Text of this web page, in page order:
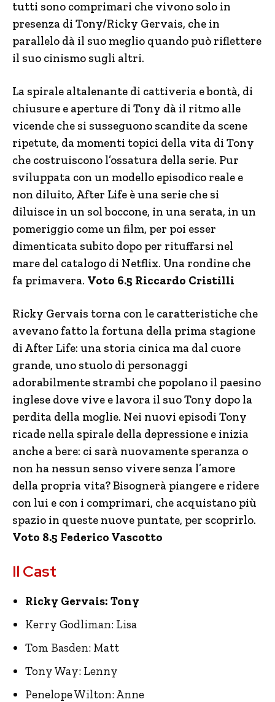
tutti sono comprimari che vivono solo in
presenza di Tony/Ricky Gervais, che in
parallelo dà il suo meglio quando può riflettere
il suo cinismo sugli altri.
La spirale altalenante di cattiveria e bontà, di
chiusure e aperture di Tony dà il ritmo alle
vicende che si susseguono scandite da scene
ripetute, da momenti topici della vita di Tony
che costruiscono l’ossatura della serie. Pur
sviluppata con un modello episodico reale e
non diluito, After Life è una serie che si
diluisce in un sol boccone, in una serata, in un
pomeriggio come un film, per poi esser
dimenticata subito dopo per rituffarsi nel
mare del catalogo di Netflix. Una rondine che
fa primavera. Voto 6.5 Riccardo Cristilli
Ricky Gervais torna con le caratteristiche che
avevano fatto la fortuna della prima stagione
di After Life: una storia cinica ma dal cuore
grande, uno stuolo di personaggi
adorabilmente strambi che popolano il paesino
inglese dove vive e lavora il suo Tony dopo la
perdita della moglie. Nei nuovi episodi Tony
ricade nella spirale della depressione e inizia
anche a bere: ci sarà nuovamente speranza o
non ha nessun senso vivere senza l’amore
della propria vita? Bisognerà piangere e ridere
con lui e con i comprimari, che acquistano più
spazio in queste nuove puntate, per scoprirlo.
Voto 8.5 Federico Vascotto
Il Cast
Ricky Gervais: Tony
Kerry Godliman: Lisa
Tom Basden: Matt
Tony Way: Lenny
Penelope Wilton: Anne